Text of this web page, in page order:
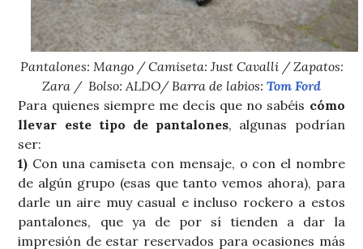
Pantalones: Mango / Camiseta: Just Cavalli / Zapatos:
Zara / Bolso: ALDO/ Barra de labios: Tom Ford
Para quienes siempre me decís que no sabéis cómo
llevar este tipo de pantalones, algunas podrían
ser:
1) Con una camiseta con mensaje, o con el nombre
de algún grupo (esas que tanto vemos ahora), para
darle un aire muy casual e incluso rockero a estos
pantalones, que ya de por sí tienden a dar la
impresión de estar reservados para ocasiones más